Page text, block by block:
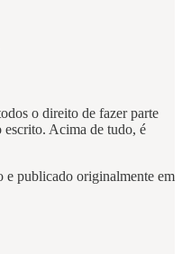
o direito de fazer parte
escrito. Acima de tudo, é
publicado originalmente em